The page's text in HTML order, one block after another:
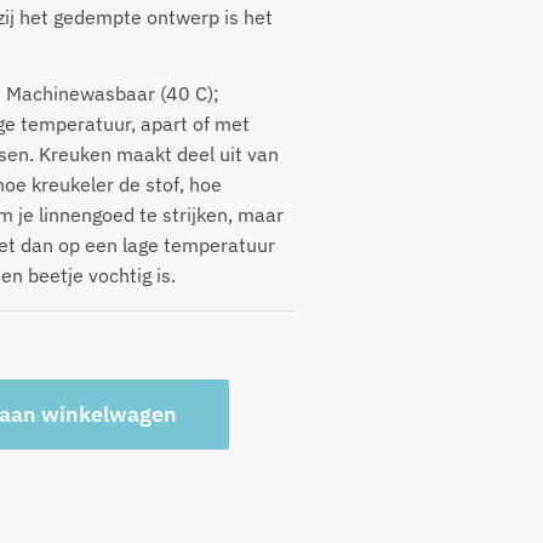
het gedempte ontwerp is het
Machinewasbaar (40 C);
temperatuur, apart of met
Kreuken maakt deel uit van
kreukeler de stof, hoe
je linnengoed te strijken, maar
dan op een lage temperatuur
beetje vochtig is.
winkelwagen